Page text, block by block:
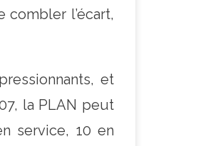
combler l’écart,
et
la PLAN peut
service, 10 en